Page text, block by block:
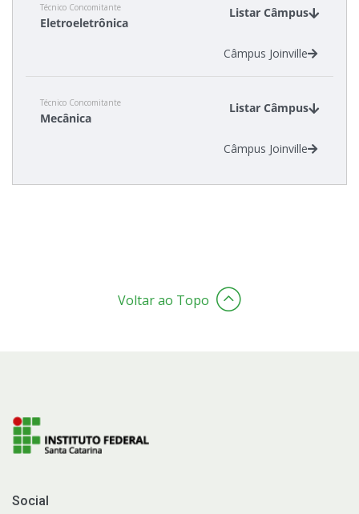
Provas e Gabaritos
Estatísticas dos Processos Seletivos
Cadastro de interesse
Técnico Concomitante
Eletroeletrônica
Listar Câmpus
Câmpus Joinville
Técnico Concomitante
Mecânica
Listar Câmpus
Câmpus Joinville
Voltar ao Topo
Social